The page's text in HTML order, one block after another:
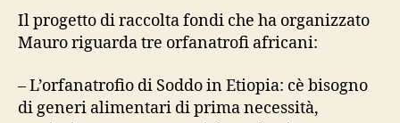
Il progetto di raccolta fondi che ha organizzato
Mauro riguarda tre orfanatrofi africani:
– L’orfanatrofio di Soddo in Etiopia: cè bisogno
di generi alimentari di prima necessità,